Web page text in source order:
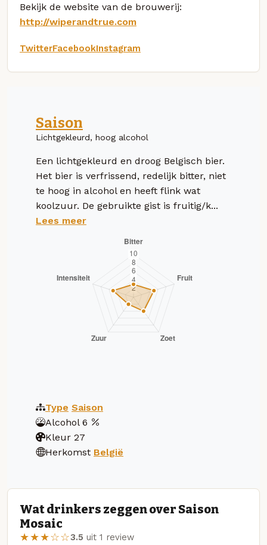
Bekijk de website van de brouwerij:
http://wiperandtrue.com
TwitterFacebookInstagram
Saison
Lichtgekleurd, hoog alcohol
Een lichtgekleurd en droog Belgisch bier.
Het bier is verfrissend, redelijk bitter, niet
te hoog in alcohol en heeft flink wat
koolzuur. De gebruikte gist is fruitig/k...
Lees meer
Type Saison
Alcohol 6
Kleur 27
Herkomst België
Wat drinkers zeggen over Saison
Mosaic
★★★☆☆3.5 uit 1 review